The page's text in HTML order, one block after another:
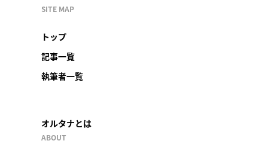
SITE MAP
トップ
記事一覧
執筆者一覧
オルタナとは
ABOUT